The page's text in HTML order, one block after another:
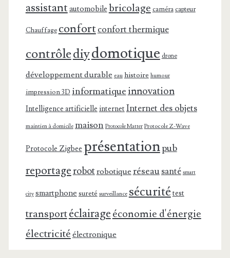
assistant automobile bricolage caméra capteur
Chauffage confortconfort thermique
contrôlediydomotique drone
développement durable eau histoire humour
impression 3D informatiqueinnovation
Intelligence artificielle internet Internet des objets
maintien à domicile maison Protocole Matter Protocole Z-Wave
Protocole Zigbee présentationpub
reportagerobotrobotique réseausanté smart
city smartphone sureté surveillance sécuritétest
transportéclairageéconomie d'énergie
électricité électronique